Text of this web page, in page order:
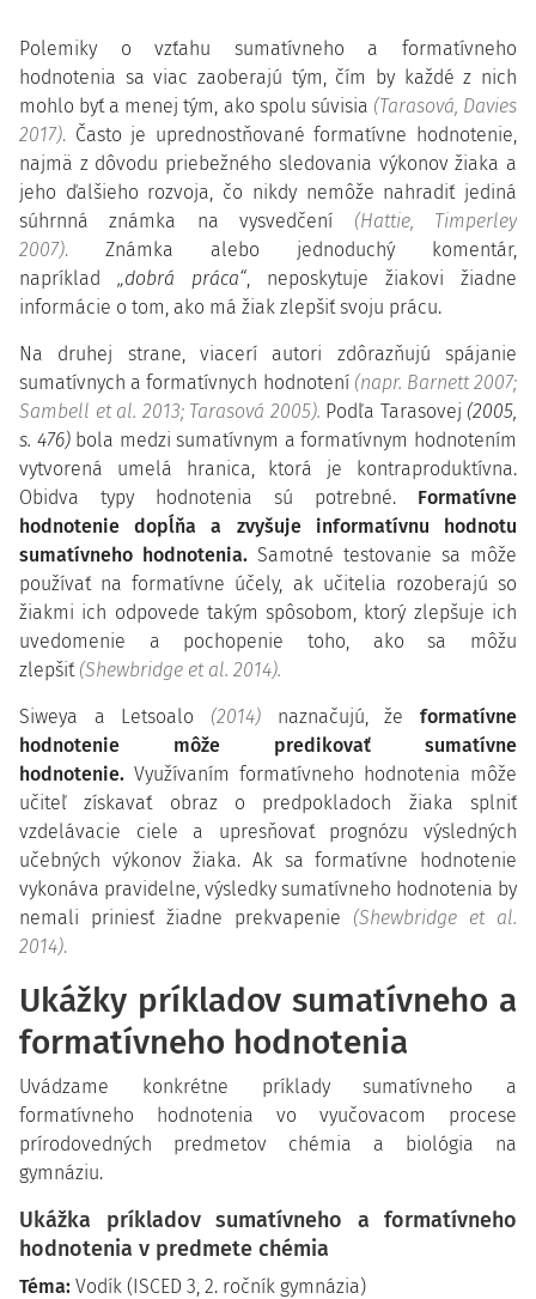
Polemiky o vzťahu sumatívneho a formatívneho
hodnotenia sa viac zaoberajú tým, čím by každé z nich
mohlo byť a menej tým, ako spolu súvisia (Tarasová, Davies
2017). Často je uprednostňované formatívne hodnotenie,
najmä z dôvodu priebežného sledovania výkonov žiaka a
jeho ďalšieho rozvoja, čo nikdy nemôže nahradiť jediná
súhrnná známka na vysvedčení (Hattie, Timperley
2007). Známka alebo jednoduchý komentár,
napríklad „dobrá práca“, neposkytuje žiakovi žiadne
informácie o tom, ako má žiak zlepšiť svoju prácu.
Na druhej strane, viacerí autori zdôrazňujú spájanie
sumatívnych a formatívnych hodnotení (napr. Barnett 2007;
Sambell et al. 2013; Tarasová 2005). Podľa Tarasovej (2005,
s. 476)bola medzi sumatívnym a formatívnym hodnotením
vytvorená umelá hranica, ktorá je kontraproduktívna.
Obidva typy hodnotenia sú potrebné. Formatívne
hodnotenie dopĺňa a zvyšuje informatívnu hodnotu
sumatívneho hodnotenia. Samotné testovanie sa môže
používať na formatívne účely, ak učitelia rozoberajú so
žiakmi ich odpovede takým spôsobom, ktorý zlepšuje ich
uvedomenie a pochopenie toho, ako sa môžu
zlepšiť (Shewbridge et al. 2014).
Siweya a Letsoalo (2014) naznačujú, že formatívne
hodnotenie môže predikovať sumatívne
hodnotenie. Využívaním formatívneho hodnotenia môže
učiteľ získavať obraz o predpokladoch žiaka splniť
vzdelávacie ciele a upresňovať prognózu výsledných
učebných výkonov žiaka. Ak sa formatívne hodnotenie
vykonáva pravidelne, výsledky sumatívneho hodnotenia by
nemali priniesť žiadne prekvapenie (Shewbridge et al.
2014).
Ukážky príkladov sumatívneho a
formatívneho hodnotenia
Uvádzame konkrétne príklady sumatívneho a
formatívneho hodnotenia vo vyučovacom procese
prírodovedných predmetov chémia a biológia na
gymnáziu.
Ukážka príkladov sumatívneho a formatívneho
hodnotenia v predmete chémia
Téma: Vodík (ISCED 3, 2. ročník gymnázia)